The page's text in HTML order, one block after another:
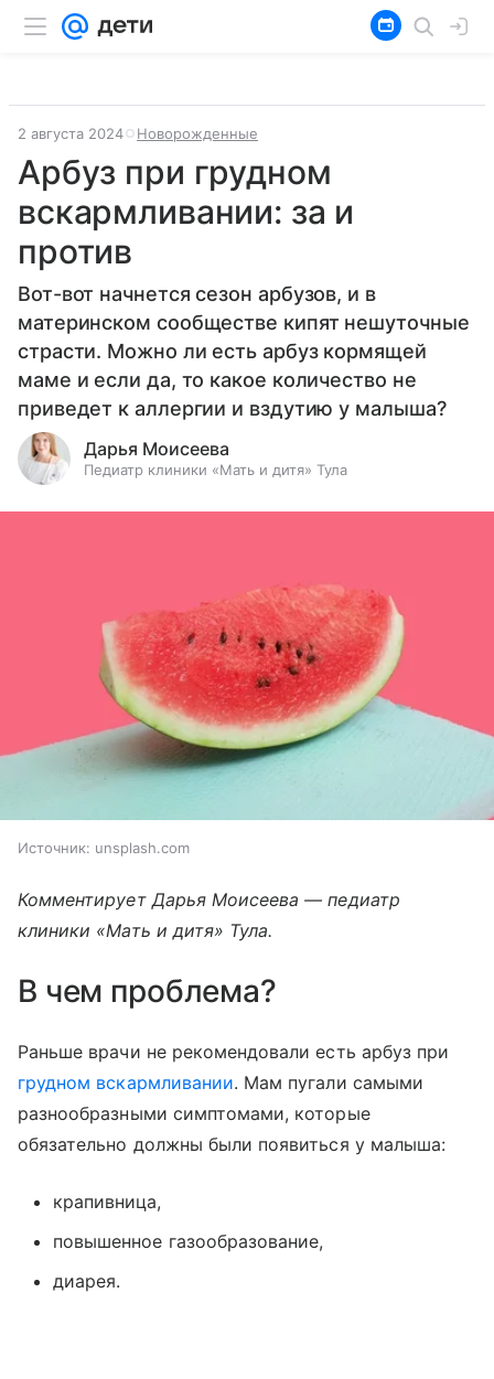
2 августа 2024 Новорожденные
Арбуз при грудном
вскармливании: за и
против
Вот-вот начнется сезон арбузов, и в
материнском сообществе кипят нешуточные
страсти. Можно ли есть арбуз кормящей
маме и если да, то какое количество не
приведет к аллергии и вздутию у малыша?
Дарья Моисеева
Педиатр клиники «Мать и дитя» Тула
Источник: unsplash.com
Комментирует Дарья Моисеева — педиатр
клиники «Мать и дитя» Тула.
В чем проблема?
Раньше врачи не рекомендовали есть арбуз при
грудном вскармливании. Мам пугали самыми
разнообразными симптомами, которые
обязательно должны были появиться у малыша:
крапивница,
повышенное газообразование,
диарея.